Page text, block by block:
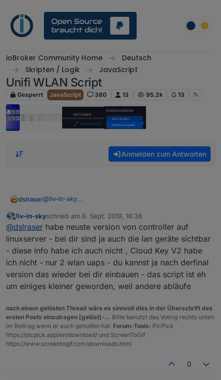
ioBroker Community Home
Deutsch
Skripten / Logik
JavaScript
Unifi WLAN Script
Gesperrt JavaScript 380 13 95.2k 13
Anmelden zum Antworten
dslraser@liv-in-sky
drauf und in welcher Version läuft Dein Controller ?
Ich nutze einen "echten" Cloud Key V2
Offline
liv-in-skyschrieb am 6. Sept. 2019, 16:36
zuletzt editiert von
@dslraser habe neuste version von controller auf
linuxserver - bei dir sind ja auch die lan geräte sichtbar
- diese info habe ich auch nicht , Cloud Key V2 habe
ich nicht - nur 2 wlan uaps - du kannst ja nach derfinal
version das wieder bei dir einbauen - das script ist eh
um einiges kleiner geworden, weil andere abläufe
nach einem gelösten Thread wäre es sinnvoll dies in der Überschrift des
ersten Posts einzutragen [gelöst]-... Bitte benutzt das Voting rechts unten
im Beitrag wenn er euch geholfen hat. Forum-Tools: PicPick
https://picpick.app/en/download/ und ScreenToGif
https://www.screentogif.com/downloads.html
0